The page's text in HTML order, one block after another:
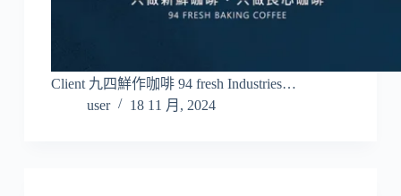
Client 九四鮮作咖啡 94 fresh Industries…
user
18 11 月, 2024